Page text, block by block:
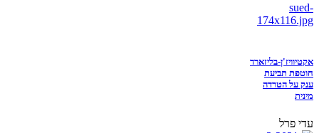
אקטיוויז'ן-בליזארד
חוטפת תביעת
ענק על הטרדה
מינית
עדי פרל